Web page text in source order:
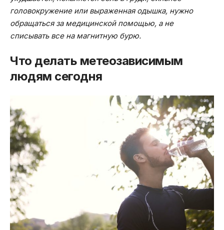
головокружение или выраженная одышка, нужно
обращаться за медицинской помощью, а не
списывать все на магнитную бурю.
Что делать метеозависимым
людям сегодня